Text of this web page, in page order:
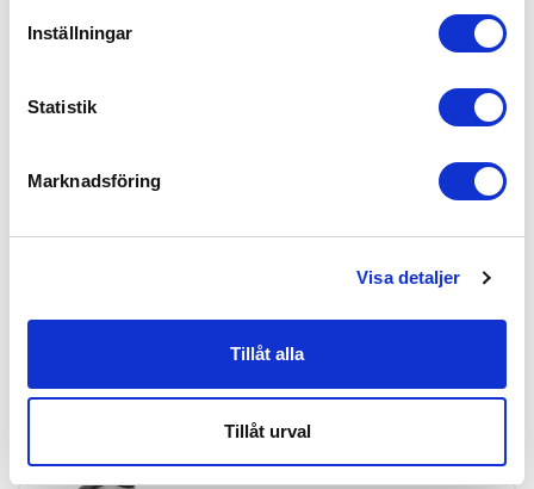
Inställningar
Statistik
Marknadsföring
Visa detaljer
Tillåt alla
Tillåt urval
Handtag 669D-22-120G Natur Ut
669D 22-120G NATUR